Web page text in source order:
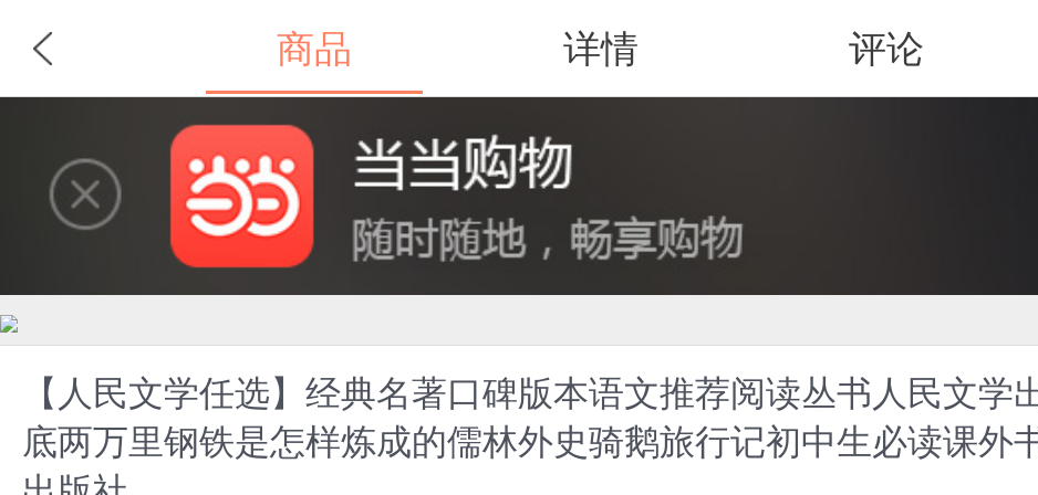
商品 详情 评论
分类
【人民文学任选】经典名著口碑版本语文推荐阅读丛书人民文学
底两万里钢铁是怎样炼成的儒林外史骑鹅旅行记初中生必读课外